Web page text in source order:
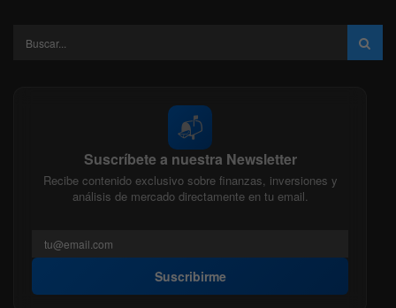
📬
Suscríbete a nuestra Newsletter
Recibe contenido exclusivo sobre finanzas, inversiones y
análisis de mercado directamente en tu email.
Suscribirme